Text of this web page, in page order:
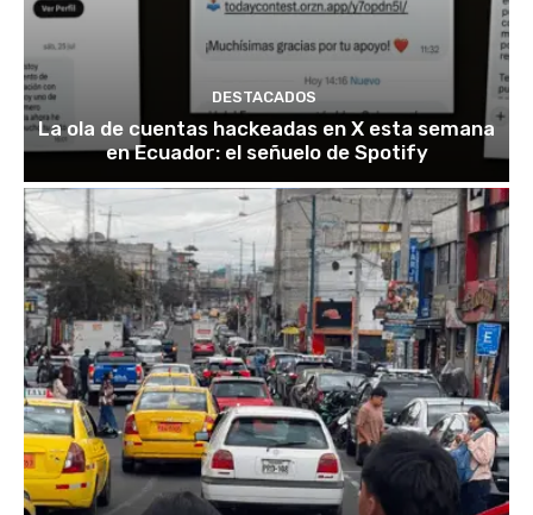
DESTACADOS
La ola de cuentas hackeadas en X esta semana
en Ecuador: el señuelo de Spotify